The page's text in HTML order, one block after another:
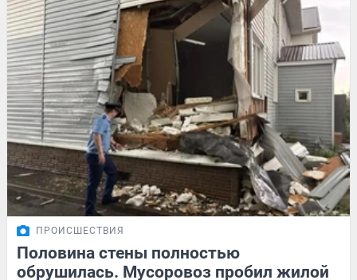
ПРОИСШЕСТВИЯ
Половина стены полностью
обрушилась. Мусоровоз пробил жилой